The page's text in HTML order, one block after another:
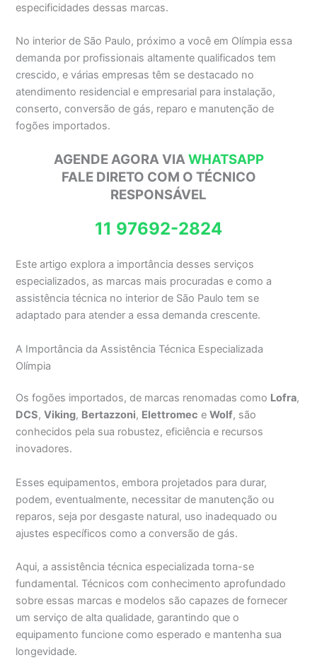
especificidades dessas marcas.
No interior de São Paulo, próximo a você em Olímpia essa
demanda por profissionais altamente qualificados tem
crescido, e várias empresas têm se destacado no
atendimento residencial e empresarial para instalação,
conserto, conversão de gás, reparo e manutenção de
fogões importados.
AGENDE AGORA VIA WHATSAPP
FALE DIRETO COM O TÉCNICO
RESPONSÁVEL
11 97692-2824
Este artigo explora a importância desses serviços
especializados, as marcas mais procuradas e como a
assistência técnica no interior de São Paulo tem se
adaptado para atender a essa demanda crescente.
A Importância da Assistência Técnica Especializada
Olímpia
Os fogões importados, de marcas renomadas como Lofra,
DCS,Viking, Bertazzoni, Elettromec eWolf, são
conhecidos pela sua robustez, eficiência e recursos
inovadores.
Esses equipamentos, embora projetados para durar,
podem, eventualmente, necessitar de manutenção ou
reparos, seja por desgaste natural, uso inadequado ou
ajustes específicos como a conversão de gás.
Aqui, a assistência técnica especializada torna-se
fundamental. Técnicos com conhecimento aprofundado
sobre essas marcas e modelos são capazes de fornecer
um serviço de alta qualidade, garantindo que o
equipamento funcione como esperado e mantenha sua
longevidade.